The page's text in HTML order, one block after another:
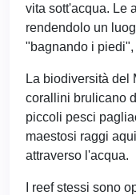
vita sott'acqua. Le
rendendolo un
"bagnando i piedi",
La biodiversità del
corallini brulicano
piccoli pesci
maestosi raggi
attraverso l'acqua.
I reef stessi sono